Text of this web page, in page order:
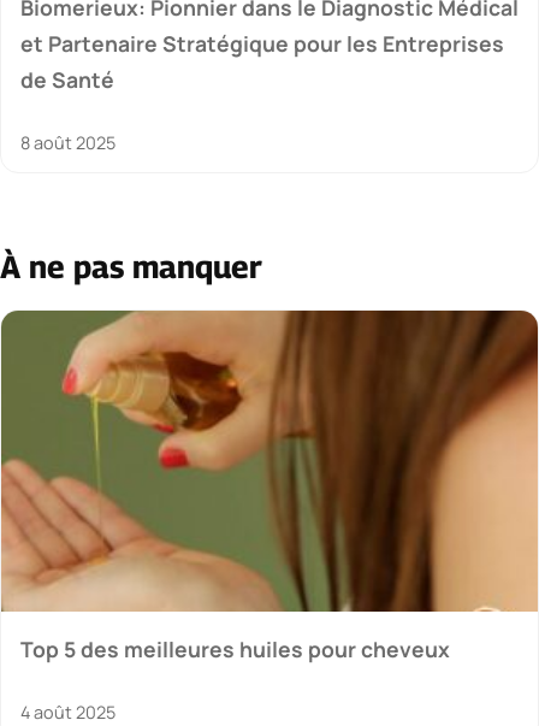
Biomerieux: Pionnier dans le Diagnostic Médical
et Partenaire Stratégique pour les Entreprises
de Santé
8 août 2025
À ne pas manquer
Top 5 des meilleures huiles pour cheveux
4 août 2025